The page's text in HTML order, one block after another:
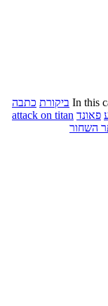
In this ביקורת כתבה
פאונד attack on titan
השחור